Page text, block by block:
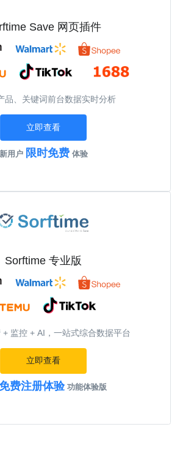
Save 网页插件
品、关键词前台数据实时分析
立即查看
新用户 限时免费体验
Sorftime 专业版
+ 监控 + AI，一站式综合数据平台
立即查看
费注册体验功能体验版